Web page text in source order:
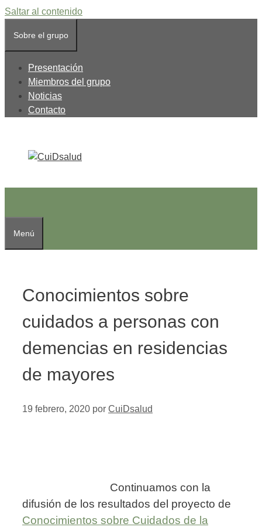
Saltar al contenido
Sobre el grupo
Presentación
Miembros del grupo
Noticias
Contacto
Menú
Conocimientos sobre
cuidados a personas con
demencias en residencias
de mayores
19 febrero, 2020 por CuiDsalud
Continuamos con la
difusión de los resultados del proyecto de
Conocimientos sobre Cuidados de la